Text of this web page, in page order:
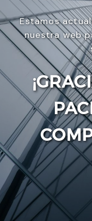
Estamos
nuestra web